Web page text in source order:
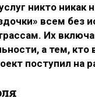
никто
всем без
Их
а тем, кто
поступил